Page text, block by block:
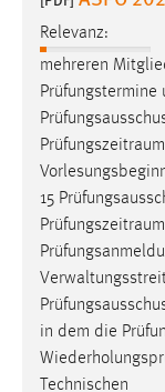
Relevanz:
mehreren
Prüfungstermine
Prüfungszeitraum
15
Prüfungszeitraum
in dem die
Technischen